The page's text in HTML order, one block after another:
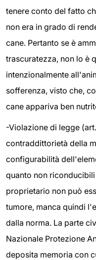
tenere conto del fatto
non era in grado di
cane. Pertanto se è
trascuratezza, non lo è
intenzionalmente
sofferenza, visto che,
cane appariva ben
-Violazione di legge
contraddittorietà della
configurabilità
quanto non
proprietario non può
tumore, manca quindi
dalla norma. La parte
Nazionale Protezione
deposita memoria con